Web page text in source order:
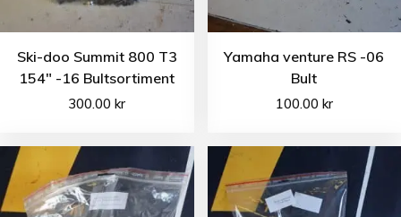
Ski-doo Summit 800 T3
154″ -16 Bultsortiment
300.00kr
Yamaha venture RS -06
Bult
100.00 kr